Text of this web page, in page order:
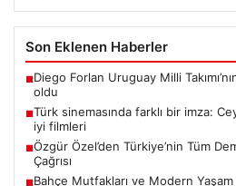
Son Eklenen Haberler
■Diego Forlan Uruguay Milli
oldu
■Türk sinemasında farklı bir imza:
iyi filmleri
■Özgür Özel’den Türkiye’nin Tüm
Çağrısı
■Bahçe Mutfakları ve Modern Yaşam